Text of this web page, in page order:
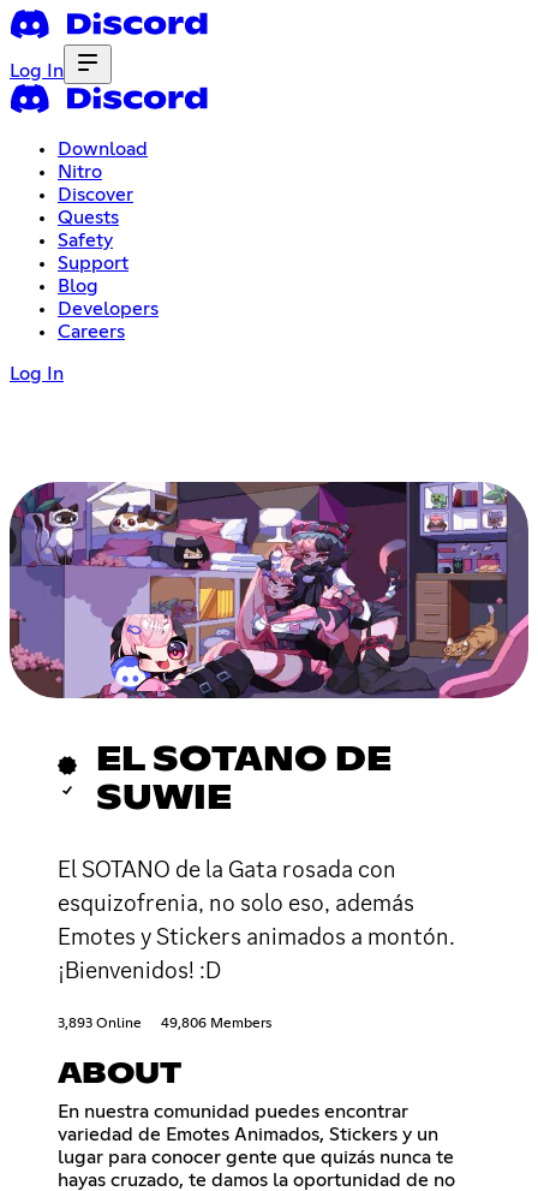
Log In
Download
Nitro
Discover
Quests
Safety
Support
Blog
Developers
Careers
Log In
EL SOTANO DE
SUWIE
El SOTANO de la Gata rosada con
esquizofrenia, no solo eso, además
Emotes y Stickers animados a montón.
¡Bienvenidos! :D
3,893 Online 49,806 Members
ABOUT
En nuestra comunidad puedes encontrar
variedad de Emotes Animados, Stickers y un
lugar para conocer gente que quizás nunca te
hayas cruzado, te damos la oportunidad de no